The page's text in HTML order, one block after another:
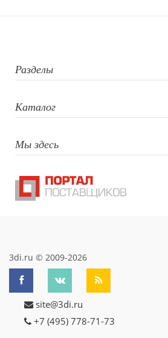
Разделы
Каталог
Мы здесь
3di.ru © 2009-2026
site@3di.ru
+7 (495) 778-71-73